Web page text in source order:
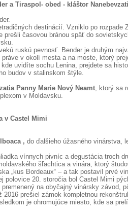
a Tiraspol- obed - kláštor
destinácií. Vzniklo po rozpade
prešli časovou bránou späť do
ruskú pevnosť. Bender je druhým
v okolí mesta a na moste, ktorý
kde uvidíte sochu Lenina, prejdete sa
budov v stalinskom štýle.
Panny Marie Nový Neamt, ktorý sa
v Moldavsku.
v Castel Mimi
, do ďalšieho úžasného vinárstva,
vínnych pivníc a degustácia troch
šľachtica a vinára, ktorý
„kus Bordeaux“ – a tak postavil prvé
20. storočia bol Castel Mimi
na obyčajný vinársky závod,
2016 prešiel zámok kompletnou
je ohromujúce miesto, kde sa